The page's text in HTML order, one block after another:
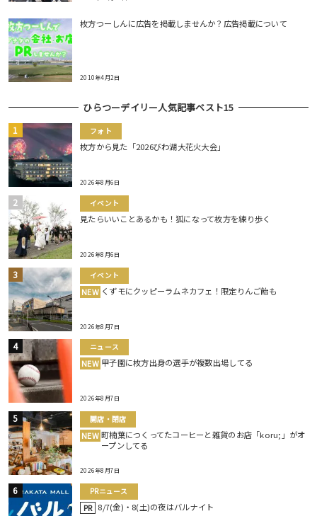
枚方つーしんに広告を掲載しませんか？広告掲載について
2010年4月2日
ひらつーデイリー人気記事ベスト15
フォト
枚方から見た「2026びわ湖大花火大会」
2026年8月6日
イベント
見たらいいことあるかも！狐になって枚方を練り歩く
2026年8月6日
イベント
NEW くずモにクッピーラムネカフェ！限定りんご飴も
2026年8月7日
ニュース
NEW 甲子園に枚方出身の選手が複数出場してる
2026年8月7日
開店・閉店
NEW 町楠葉につくってたコーヒーと雑貨のお店「koru;」がオ
ープンしてる
2026年8月7日
PRニュース
PR 8/7(金)・8(土)の夜はバルナイト